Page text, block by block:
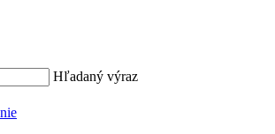
Hľadaný výraz